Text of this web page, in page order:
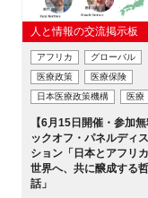
人と情報の交流掲示板
アフリカ
グローバル
医療政策
医療保険
日本医療政策機構
医療
【6月15日開催・参加
ックオフ・パネルディ
ション「日本とアフリ
世界へ、共に醸成する
話」